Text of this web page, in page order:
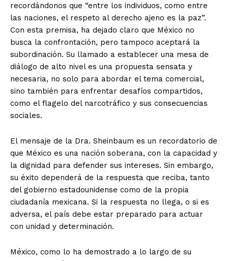
recordándonos que “entre los individuos, como entre
las naciones, el respeto al derecho ajeno es la paz”.
Con esta premisa, ha dejado claro que México no
busca la confrontación, pero tampoco aceptará la
subordinación. Su llamado a establecer una mesa de
diálogo de alto nivel es una propuesta sensata y
necesaria, no solo para abordar el tema comercial,
sino también para enfrentar desafíos compartidos,
como el flagelo del narcotráfico y sus consecuencias
sociales.
El mensaje de la Dra. Sheinbaum es un recordatorio de
que México es una nación soberana, con la capacidad y
la dignidad para defender sus intereses. Sin embargo,
su éxito dependerá de la respuesta que reciba, tanto
del gobierno estadounidense como de la propia
ciudadanía mexicana. Si la respuesta no llega, o si es
adversa, el país debe estar preparado para actuar
con unidad y determinación.
México, como lo ha demostrado a lo largo de su